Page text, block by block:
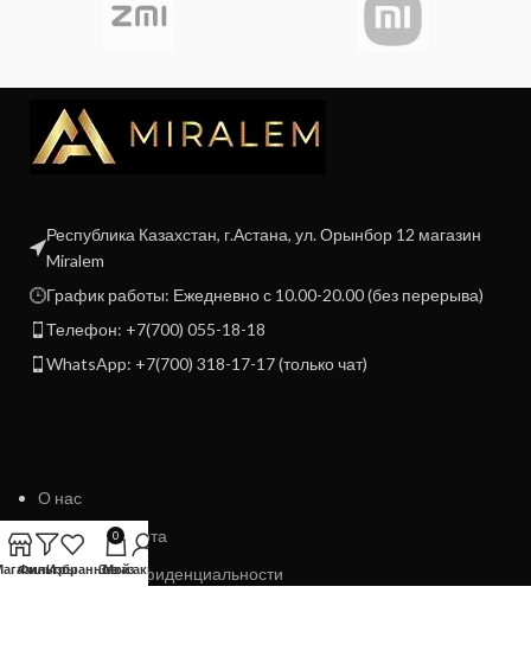
Республика Казахстан, г.Астана, ул. Орынбор 12 магазин
Miralem
График работы: Ежедневно с 10.00-20.00 (без перерыва)
Телефон: +7(700) 055-18-18
WhatsApp: +7(700) 318-17-17 (только чат)
О нас
Договор Оферта
Политика конфиденциальности
ФильтрыИзбранное
0
Заказ
Мой аккаунт